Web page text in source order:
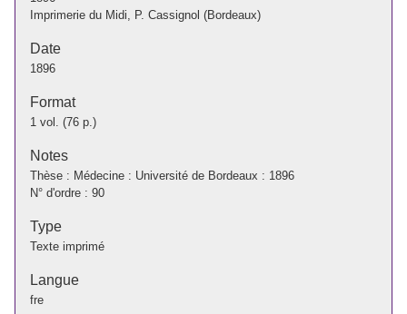
Imprimerie du Midi, P. Cassignol (Bordeaux)
Date
1896
Format
1 vol. (76 p.)
Notes
Thèse : Médecine : Université de Bordeaux : 1896
N° d'ordre : 90
Type
Texte imprimé
Langue
fre